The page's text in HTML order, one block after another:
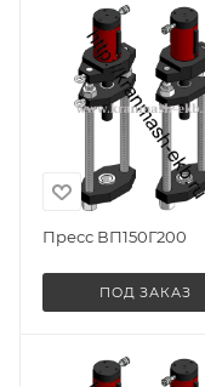
Пресс ВП150Г200
ПОД ЗАКАЗ